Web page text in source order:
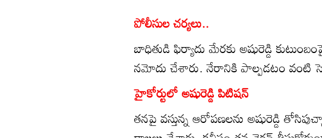
పోలీసుల చర్యలు..
బాధితుడి ఫిర్యాదు మేరకు అషురెడ్డి
నమోదు చేశారు. నేరానికి పాల్పడటం వంటి
హైకోర్టులో అషురెడ్డి పిటిషన్
తనపై వస్తున్న ఆరోపణలను అషురెడ్డి